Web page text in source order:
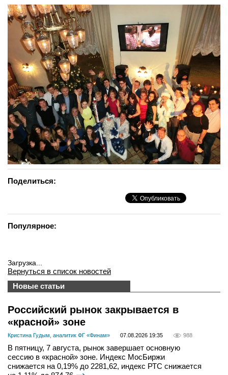
Поделиться:
Популярное:
Загрузка...
Вернуться в список новостей
Новые статьи
Российский рынок закрывается в
«красной» зоне
Кристина Гудым, аналитик ФГ «Финам» 07.08.2026 19:35 988
В пятницу, 7 августа, рынок завершает основную
сессию в «красной» зоне. Индекс МосБиржи
снижается на 0,19% до 2281,62, индекс РТС снижается